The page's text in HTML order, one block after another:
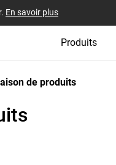
En savoir plus
Produits
de produits